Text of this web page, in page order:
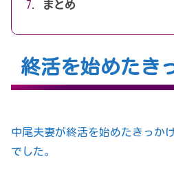
まとめ
終活を始めたき
中尾夫妻が終活を始めたきっか
でした。